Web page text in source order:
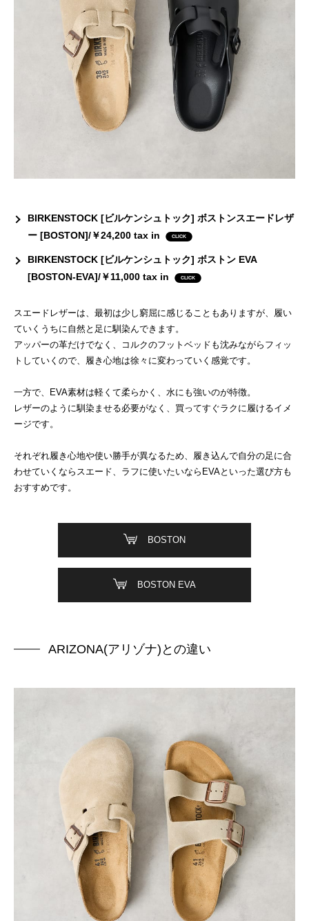
BIRKENSTOCK [ビルケンシュトック] ボストンスエードレザ
ー [BOSTON]/￥24,200 tax in
BIRKENSTOCK [ビルケンシュトック] ボストン EVA
[BOSTON-EVA]/￥11,000 tax in
スエードレザーは、最初は少し窮屈に感じることもありますが、履い
ていくうちに自然と足に馴染んできます。
アッパーの革だけでなく、コルクのフットベッドも沈みながらフィッ
トしていくので、履き心地は徐々に変わっていく感覚です。
一方で、EVA素材は軽くて柔らかく、水にも強いのが特徴。
レザーのように馴染ませる必要がなく、買ってすぐラクに履けるイメ
ージです。
それぞれ履き心地や使い勝手が異なるため、履き込んで自分の足に合
わせていくならスエード、ラフに使いたいならEVAといった選び方も
おすすめです。
BOSTON
BOSTON EVA
ARIZONA(アリゾナ)との違い